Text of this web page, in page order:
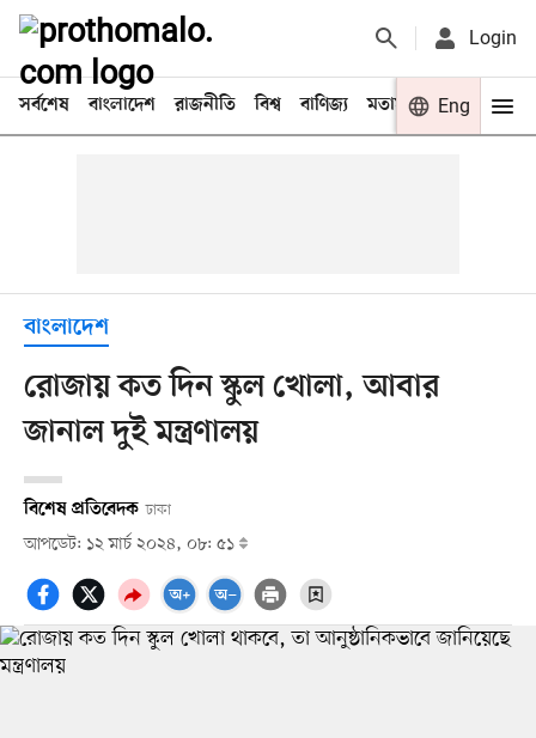
Login
সর্বশেষ বাংলাদেশ রাজনীতি বিশ্ব বাণিজ্য মতামত খেলা
Eng
বাংলাদেশ
রোজায় কত দিন স্কুল খোলা, আবার
জানাল দুই মন্ত্রণালয়
বিশেষ প্রতিবেদক ঢাকা
আপডেট: ১২ মার্চ ২০২৪, ০৮: ৫১